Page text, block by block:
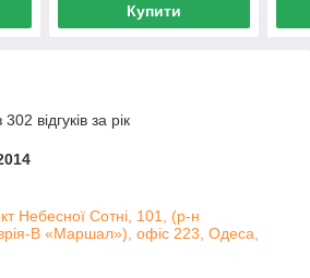
Купити
відгуків за рік
Небесної Сотні, 101, (р-н
В «Маршал»), офіс 223, Одеса,